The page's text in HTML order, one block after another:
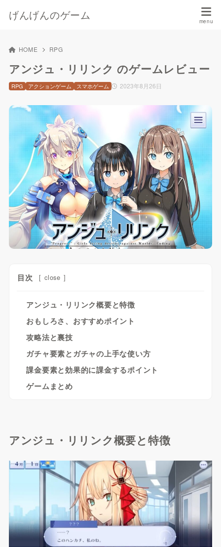
げんげんのゲーム
HOME RPG
アンジュ・リリンク のゲームレビュー
2023年8月26日
RPG アクションゲーム スマホゲーム
目次 [ close ]
アンジュ・リリンク概要と特徴
おもしろさ、おすすめポイント
攻略法と裏技
ガチャ要素とガチャの上手な使い方
課金要素と効果的に課金するポイント
ゲームまとめ
アンジュ・リリンク概要と特徴